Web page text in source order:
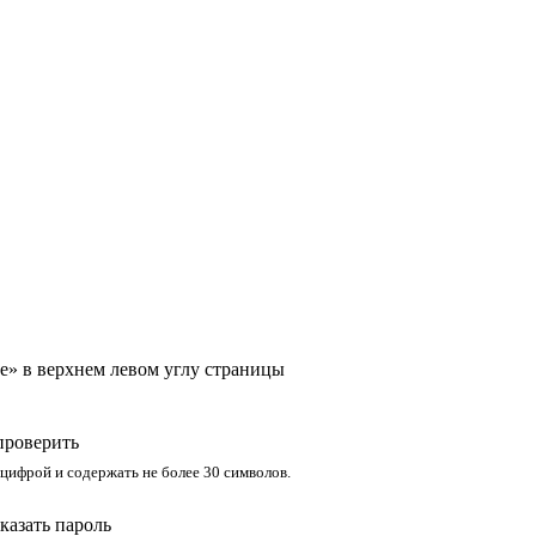
в верхнем левом углу страницы
и содержать не более 30 символов.
пароль